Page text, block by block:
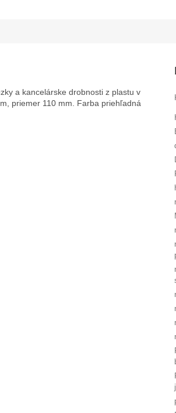
a kancelárske drobnosti z plastu v
priemer 110 mm. Farba priehľadná